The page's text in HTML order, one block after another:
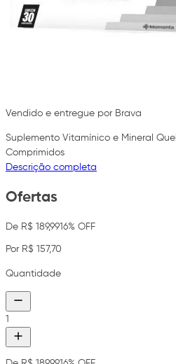
Vendido e entregue por Brava
Suplemento Vitamínico e Mineral
Comprimidos
Descrição completa
Ofertas
De R$ 189,9916% OFF
Por R$ 157,70
Quantidade
1